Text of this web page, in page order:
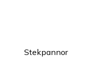
Stekpannor